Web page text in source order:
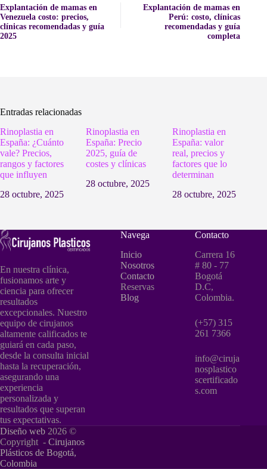
Explantación de mamas en
Venezuela costo: precios,
clínicas recomendadas y guía
2025
Explantación de mamas en
Perú: costo, clínicas
recomendadas y guía
completa
Entradas relacionadas
Rinoplastia en
España: ¿Cuánto
vale? Precios,
rangos y factores
que influyen
28 octubre, 2025
Rinoplastia en
España: Precio
2025, guía de
costes y clínicas
28 octubre, 2025
Rinoplastia en
España: valor
real, precios y
factores que lo
determinan
28 octubre, 2025
En nuestra clínica,
fusionamos arte y
ciencia para ofrecer
resultados
excepcionales. Nuestro
equipo de cirujanos
altamente calificados te
guiará en cada paso,
desde la consulta inicial
hasta la recuperación,
asegurando una
experiencia
personalizada y
resultados que superan
tus expectativas.
Navega
Inicio
Nosotros
Contacto
Reservas
Blog
Contacto
Carrera 16
# 80 - 77
Bogotá
D.C,
Colombia.
(+57) 315
261 7366
info@ciruja
nosplastico
scertificado
s.com
Diseño web 2026 ©
Copyright - Cirujanos
Plásticos de Bogotá,
Colombia